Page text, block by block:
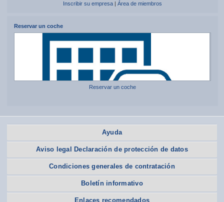
Inscribir su empresa| Área de miembros
Reservar un coche
Reservar un coche
Ayuda
Aviso legal Declaración de protección de datos
Condiciones generales de contratación
Boletín informativo
Enlaces recomendados